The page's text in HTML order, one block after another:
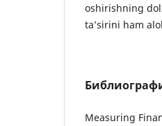
oshirishning
ta’sirini ham
Measuring